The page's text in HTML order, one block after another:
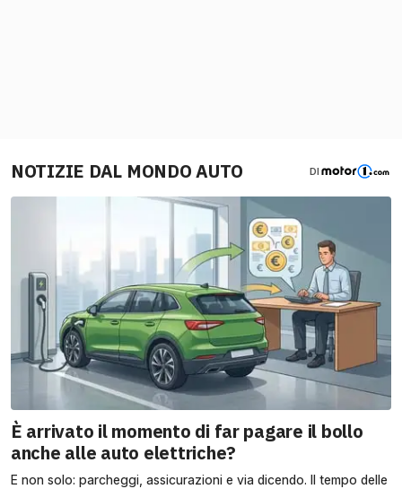
NOTIZIE DAL MONDO AUTO DI
È arrivato il momento di far pagare il bollo
anche alle auto elettriche?
E non solo: parcheggi, assicurazioni e via dicendo. Il tempo delle